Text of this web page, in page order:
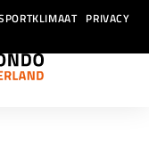
PRIVACY